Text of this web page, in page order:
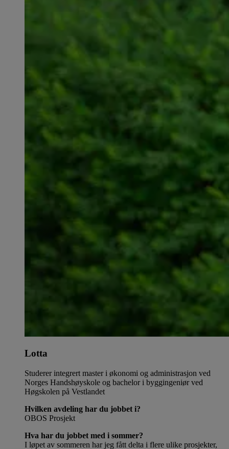
Lotta
Studerer integrert master i økonomi og administrasjon ved
Norges Handshøyskole og bachelor i byggingeniør ved
Høgskolen på Vestlandet
Hvilken avdeling har du jobbet i?
OBOS Prosjekt
Hva har du jobbet med i sommer?
I løpet av sommeren har jeg fått delta i flere ulike prosjekter,